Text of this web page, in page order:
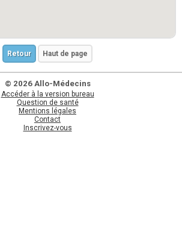
Retour Haut de page
© 2026 Allo-Médecins
Accéder à la version bureau
Question de santé
Mentions légales
Contact
Inscrivez-vous